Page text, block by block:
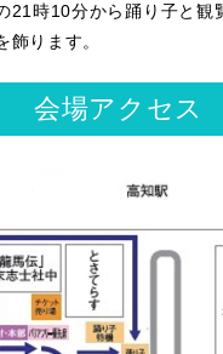
21時10分から踊り子と観
飾ります。
会場アクセス